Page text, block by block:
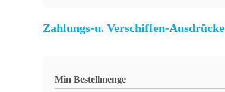
Zahlungs-u. Verschiffen-Ausdrücke
Min Bestellmenge